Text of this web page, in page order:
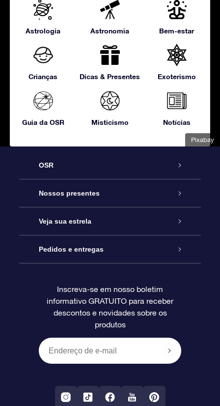
Pixabay
Astrologia Astronomia Bem-estar
Crianças Dicas & Presentes Exoterismo
Guia da OSR Misticismo Notícias
OSR
Serviço
Entre em contato conosco
Blog
Avaliações
Nossos presentes
Presente estrelar on-line
Pacote de presente da OSR
O cartão de presente da OSR
Presentes corporativos
Veja sua estrela
Star Register
Página estelar personalizada
Um Milhão de Estrelas
OSR Starsaver
Aplicativo RV Fly me to the stars
Pedidos e entregas
Informações de pagamento
Política de devolução
Constelações
Inscreva-se em nosso boletim
informativo GRATUITO para receber
descontos e novidades sobre os
produtos